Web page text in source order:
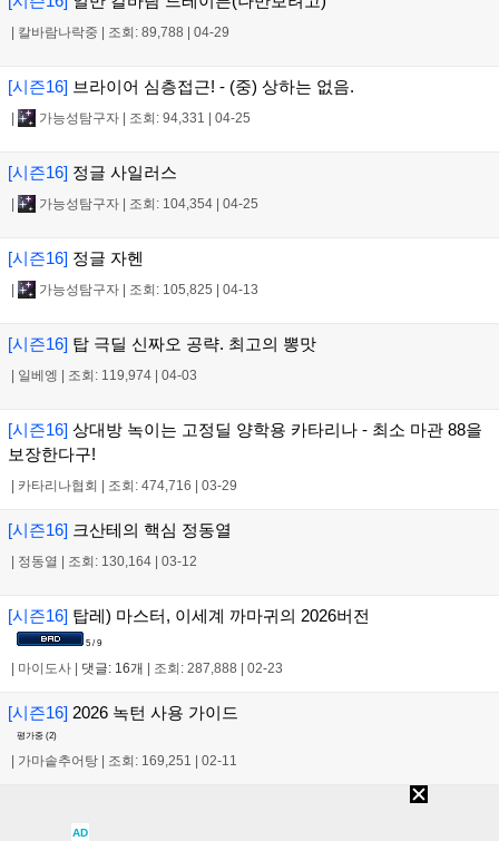
| 칼바람나락중 | 조회: 89,788 | 04-29
[시즌16] 브라이어 심층접근! - (중) 상하는 없음.
| 가능성탐구자 | 조회: 94,331 | 04-25
[시즌16] 정글 사일러스
| 가능성탐구자 | 조회: 104,354 | 04-25
[시즌16] 정글 자헨
| 가능성탐구자 | 조회: 105,825 | 04-13
[시즌16] 탑 극딜 신짜오 공략. 최고의 뽕맛
| 일베엥 | 조회: 119,974 | 04-03
[시즌16] 상대방 녹이는 고정딜 양학용 카타리나 - 최소 마관 88을
보장한다구!
| 카타리나협회 | 조회: 474,716 | 03-29
[시즌16] 크산테의 핵심 정동열
| 정동열 | 조회: 130,164 | 03-12
[시즌16] 탑레) 마스터, 이세계 까마귀의 2026버전
5 / 9
마이도사 댓글: 16개 조회: 287,888 02-23
[시즌16] 2026 녹턴 사용 가이드
평가중 (2)
가마솥추어탕 조회: 169,251 02-11
[BGM] D1~M1 SoyaNSun 이 정글 마오카이 하는법
|조회: 169,203
AD